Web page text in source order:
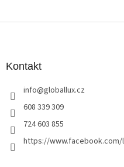
Kontakt
info@globallux.cz
608 339 309
724 603 855
https://